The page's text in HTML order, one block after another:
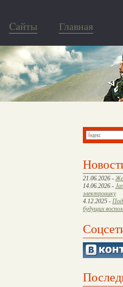
Cайты Главная
21.06.2026 -
14.06.2026 -
электронику
4.12.2025 -
будущих